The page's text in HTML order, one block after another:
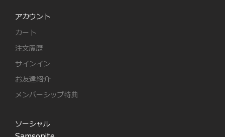
アカウント
カート
注文履歴
サインイン
お友達紹介
メンバーシップ特典
ソーシャル